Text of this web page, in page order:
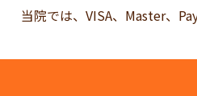
当院では、VISA、Master、